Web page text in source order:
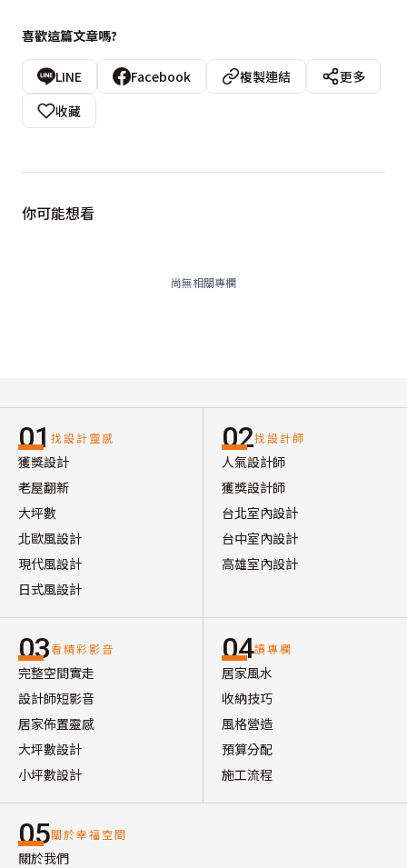
喜歡這篇文章嗎?
LINE Facebook 複製連結
更多
收藏
你可能想看
尚無相關專欄
01 找設計靈感
獲獎設計
老屋翻新
大坪數
北歐風設計
現代風設計
日式風設計
02找設計師
人氣設計師
獲獎設計師
台北室內設計
台中室內設計
高雄室內設計
03看精彩影音
完整空間實走
設計師短影音
居家佈置靈感
大坪數設計
小坪數設計
04讀專欄
居家風水
收納技巧
風格營造
預算分配
施工流程
05關於幸福空間
關於我們